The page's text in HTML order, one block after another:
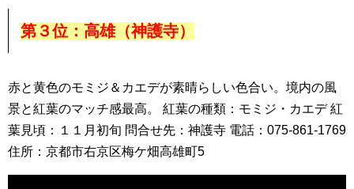
第３位：高雄（神護寺）
赤と黄色のモミジ＆カエデが素晴らしい色合い。境内の風
景と紅葉のマッチ感最高。 紅葉の種類：モミジ・カエデ 紅
葉見頃：１１月初旬 問合せ先：神護寺 電話：075-861-1769
住所：京都市右京区梅ケ畑高雄町5